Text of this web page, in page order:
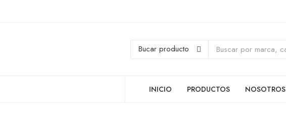
INICIO PRODUCTOS NOSOTROS